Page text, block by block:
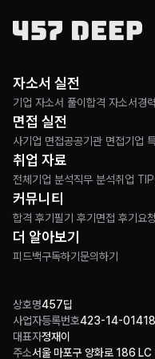
상호명457딥
사업자등록번호423-14-01418
대표자정재이
주소서울 마포구 양화로 186 LC
자소서 실전
기업 자소서 풀이 합격 자소서경
면접 실전
사기업 면접공공기관 면접기업
취업 자료
전체 기업 분석직무 분석취업 TIP
커뮤니티
합격 후기 필기 후기 면접 후기 요
더 알아보기
피드백구독하기 문의하기